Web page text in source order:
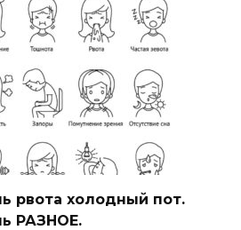
рвота холодный пот.
РАЗНОЕ.